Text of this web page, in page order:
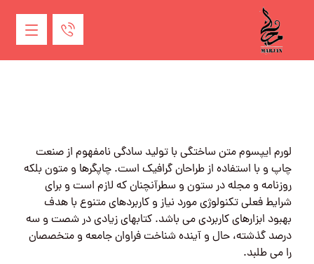
لورم ایپسوم متن ساختگی با تولید سادگی نامفهوم از صنعت
چاپ و با استفاده از طراحان گرافیک است. چاپگرها و متون بلکه
روزنامه و مجله در ستون و سطرآنچنان که لازم است و برای
شرایط فعلی تکنولوژی مورد نیاز و کاربردهای متنوع با هدف
بهبود ابزارهای کاربردی می باشد. کتابهای زیادی در شصت و سه
درصد گذشته، حال و آینده شناخت فراوان جامعه و متخصصان
را می طلبد.